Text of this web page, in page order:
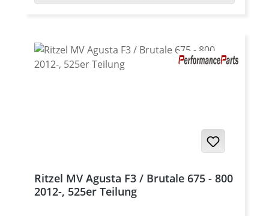
Ritzel MV Agusta F3 / Brutale 675 - 800
2012-, 525er Teilung